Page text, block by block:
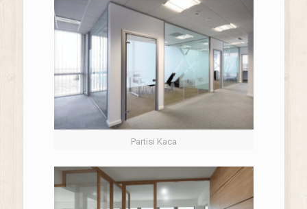
Partisi Kaca